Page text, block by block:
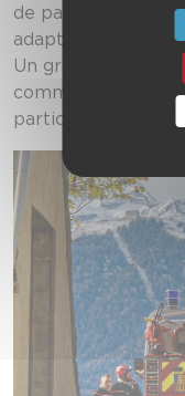
de partager
adaptés à ce type
Un grand merci à
communes
participation !